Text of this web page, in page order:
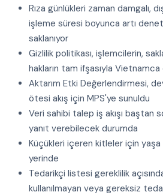
Rıza günlükleri zaman damgalı,
işleme süresi boyunca artı
saklanıyor
Gizlilik politikası, işlemcilerin,
hakların tam ifşasıyla
Aktarım Etki Değerlendirmesi,
ötesi akış için MPS'ye sunuldu
Veri sahibi talep iş akışı baştan
yanıt verebilecek durumda
Küçükleri içeren kitleler için yaşa
yerinde
Tedarikçi listesi gereklilik
kullanılmayan veya gereksiz